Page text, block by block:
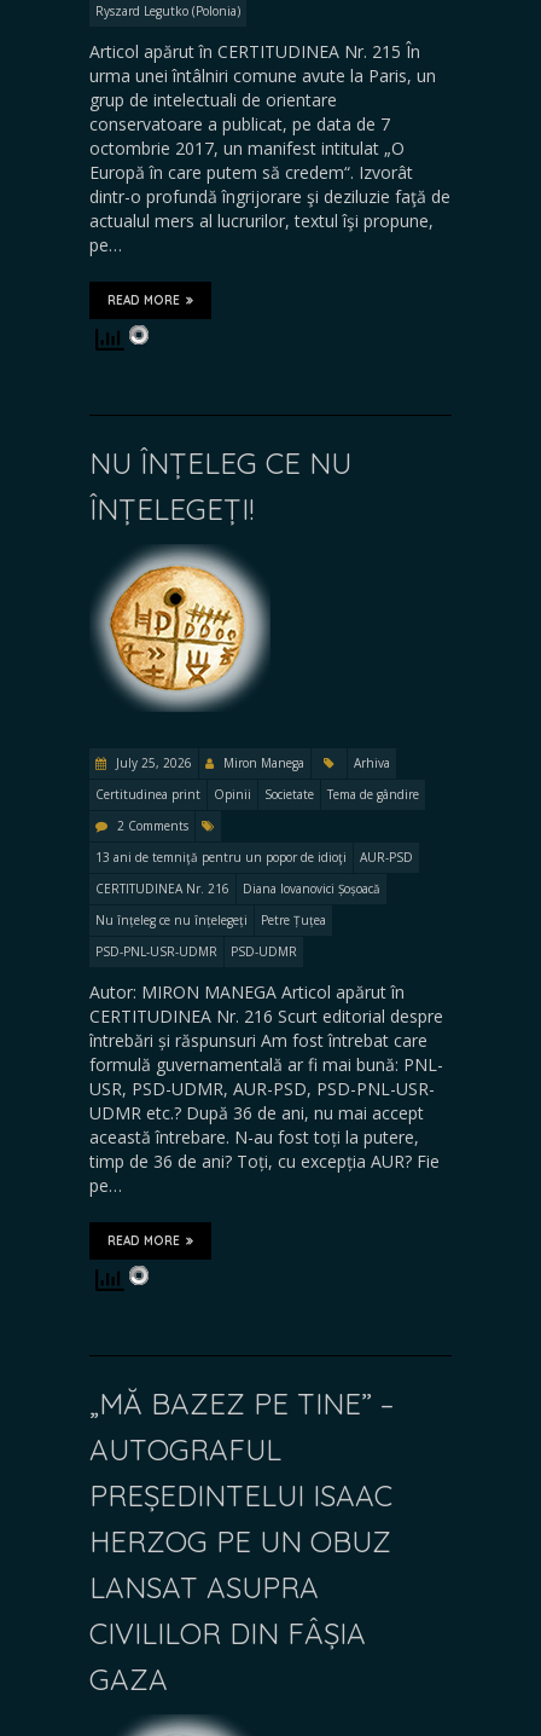
Ryszard Legutko (Polonia)
Articol apărut în CERTITUDINEA Nr. 215 În
urma unei întâlniri comune avute la Paris, un
grup de intelectuali de orientare
conservatoare a publicat, pe data de 7
octombrie 2017, un manifest intitulat „O
Europă în care putem să credem“. Izvorât
dintr-o profundă îngrijorare şi deziluzie faţă de
actualul mers al lucrurilor, textul îşi propune,
pe…
READ MORE
NU ÎNȚELEG CE NU
ÎNȚELEGEȚI!
July 25, 2026 Miron Manega
Arhiva
Certitudinea print
Opinii Societate
Tema de gândire
2 Comments
13 ani de temniţă pentru un popor de idioţi
AUR-PSD
CERTITUDINEA Nr. 216
Diana Iovanovici Șoșoacă
Nu înțeleg ce nu înțelegeți
Petre Țuțea
PSD-PNL-USR-UDMR
PSD-UDMR
Autor: MIRON MANEGA Articol apărut în
CERTITUDINEA Nr. 216 Scurt editorial despre
întrebări și răspunsuri Am fost întrebat care
formulă guvernamentală ar fi mai bună: PNL-
USR, PSD-UDMR, AUR-PSD, PSD-PNL-USR-
UDMR etc.? După 36 de ani, nu mai accept
această întrebare. N-au fost toți la putere,
timp de 36 de ani? Toți, cu excepția AUR? Fie
pe…
READ MORE
„MĂ BAZEZ PE TINE” –
AUTOGRAFUL
PREȘEDINTELUI ISAAC
HERZOG PE UN OBUZ
LANSAT ASUPRA
CIVILILOR DIN FÂȘIA
GAZA